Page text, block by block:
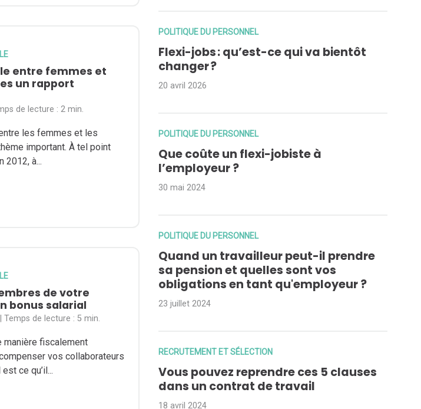
entre femmes et
un rapport
de lecture : 2 min.
les femmes et les
important. À tel point
2012, à...
de votre
bonus salarial
| Temps de lecture : 5 min.
manière fiscalement
vos collaborateurs
ce qu’il...
POLITIQUE DU PERSONNEL
Flexi-jobs : qu’est-ce qui va bientôt
changer ?
20 avril 2026
POLITIQUE DU PERSONNEL
Que coûte un flexi-jobiste à
l’employeur ?
30 mai 2024
POLITIQUE DU PERSONNEL
Quand un travailleur peut-il prendre
sa pension et quelles sont vos
obligations en tant qu'employeur ?
23 juillet 2024
RECRUTEMENT ET SÉLECTION
Vous pouvez reprendre ces 5 clauses
dans un contrat de travail
18 avril 2024